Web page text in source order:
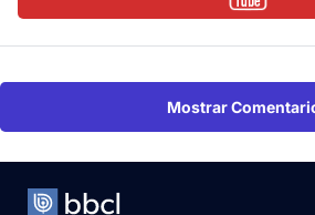
Mostrar